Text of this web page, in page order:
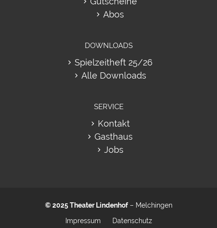
Abos
DOWNLOADS
Spielzeitheft 25/26
Alle Downloads
SERVICE
Kontakt
Gasthaus
Jobs
© 2025Theater Lindenhof– Melchingen
Impressum
Datenschutz